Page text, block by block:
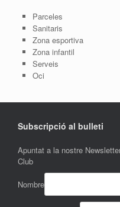
Parceles
Sanitaris
Zona esportiva
Zona infantil
Serveis
Oci
Subscripció al bulleti
Apuntat a la nostre
Club
Nombre